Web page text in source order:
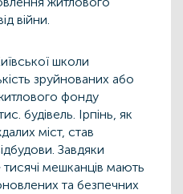
війни.
школи
зруйнованих або
фонду
будівель. Ірпінь, як
міст, став
Завдяки
мешканців мають
та безпечних